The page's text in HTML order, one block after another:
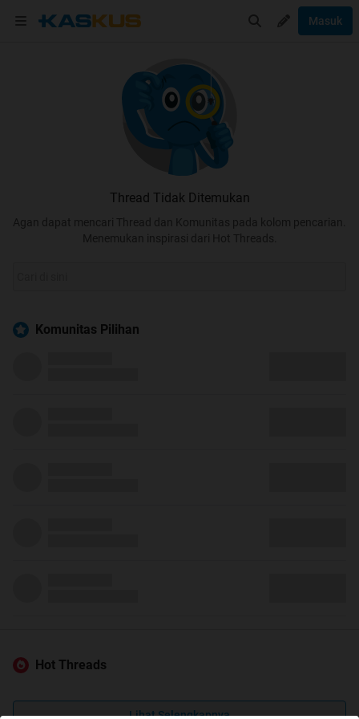
Masuk
Thread Tidak Ditemukan
Agan dapat mencari Thread dan Komunitas pada kolom pencarian.
Menemukan inspirasi dari Hot Threads.
Komunitas Pilihan
Hot Threads
Lihat Selengkapnya